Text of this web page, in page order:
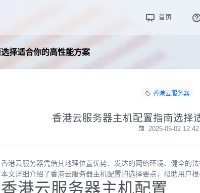
首页
择适合你的高性能方案
香港云服务器
香港云服务器主机配置指南选择
2025-05-02 12:42
香港云服务器凭借其地理位置优势、发达的网络环境、健全的
本文详细介绍了香港云服务器主机配置的选择要点，帮助用户根
香港云服务器主机配置